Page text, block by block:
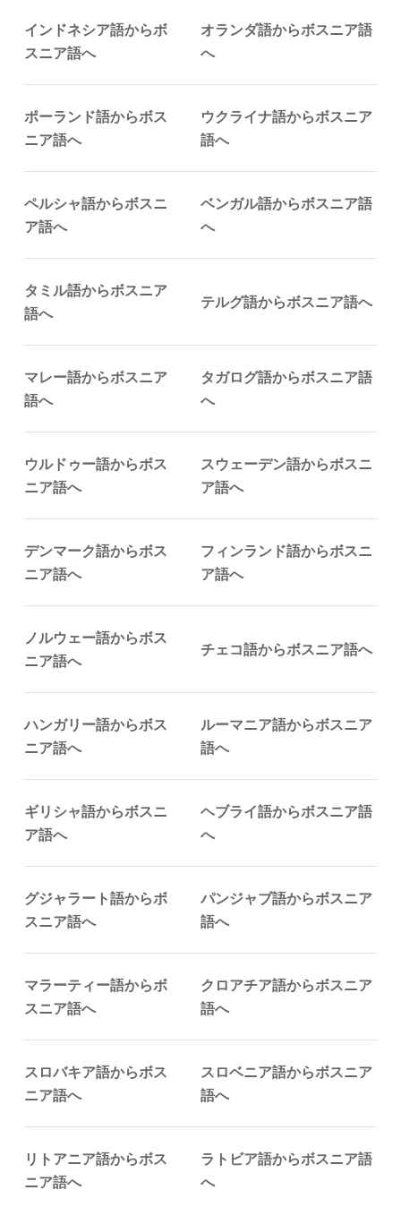
インドネシア語からボ
スニア語へ
オランダ語からボスニア語
へ
ポーランド語からボス
ニア語へ
ウクライナ語からボスニア
語へ
ペルシャ語からボスニ
ア語へ
ベンガル語からボスニア語
へ
タミル語からボスニア
語へ
テルグ語からボスニア語へ
マレー語からボスニア
語へ
タガログ語からボスニア語
へ
ウルドゥー語からボス
ニア語へ
スウェーデン語からボスニ
ア語へ
デンマーク語からボス
ニア語へ
フィンランド語からボスニ
ア語へ
ノルウェー語からボス
ニア語へ
チェコ語からボスニア語へ
ハンガリー語からボス
ニア語へ
ルーマニア語からボスニア
語へ
ギリシャ語からボスニ
ア語へ
ヘブライ語からボスニア語
へ
グジャラート語からボ
スニア語へ
パンジャブ語からボスニア
語へ
マラーティー語からボ
スニア語へ
クロアチア語からボスニア
語へ
スロバキア語からボス
ニア語へ
スロベニア語からボスニア
語へ
リトアニア語からボス
ニア語へ
ラトビア語からボスニア語
へ